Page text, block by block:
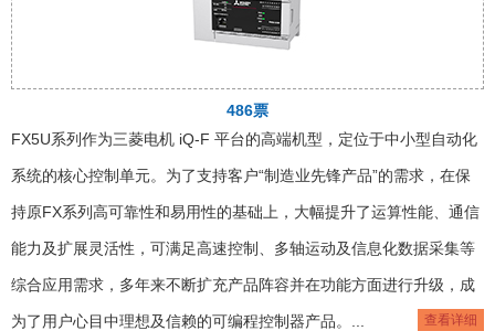
486票
FX5U系列作为三菱电机 iQ-F 平台的高端机型，定位于中小型自动化
系统的核心控制单元。为了支持客户“制造业先锋产品”的需求，在保
持原FX系列高可靠性和易用性的基础上，大幅提升了运算性能、通信
能力及扩展灵活性，可满足高速控制、多轴运动及信息化数据采集等
综合应用需求，多年来不断扩充产品阵容并在功能方面进行升级，成
为了用户心目中理想及信赖的可编程控制器产品。... 查看详细